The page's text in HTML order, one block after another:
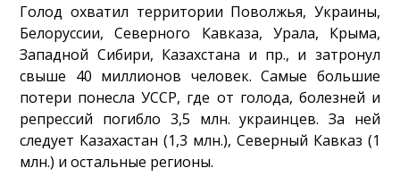
Голод охватил территории Поволжья, Украины,
Белоруссии, Северного Кавказа, Урала, Крыма,
Западной Сибири, Казахстана и пр., и затронул
свыше 40 миллионов человек. Самые большие
потери понесла УССР, где от голода, болезней и
репрессий погибло 3,5 млн. украинцев. За ней
следует Казахастан (1,3 млн.), Северный Кавказ (1
млн.) и остальные регионы.